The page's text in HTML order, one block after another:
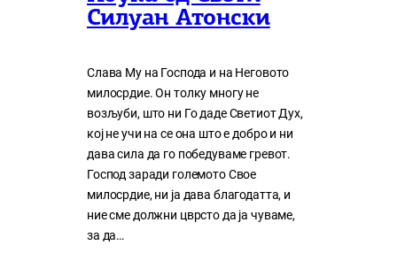
Силуан Атонски
Слава Му на Господа и на Неговото
милосрдие. Он толку многу нe
возљуби, што ни Го даде Светиот Дух,
кој нe учи на сe она што е добро и ни
дава сила да го победуваме гревот.
Господ заради големото Свое
милосрдие, ни ја дава благодатта, и
ние сме должни цврсто да ја чуваме,
за да…